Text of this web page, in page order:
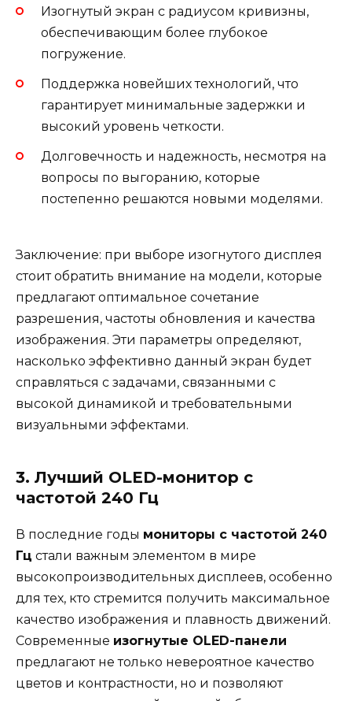
Изогнутый экран с радиусом кривизны,
обеспечивающим более глубокое
погружение.
Поддержка новейших технологий, что
гарантирует минимальные задержки и
высокий уровень четкости.
Долговечность и надежность, несмотря на
вопросы по выгоранию, которые
постепенно решаются новыми моделями.
Заключение: при выборе изогнутого дисплея
стоит обратить внимание на модели, которые
предлагают оптимальное сочетание
разрешения, частоты обновления и качества
изображения. Эти параметры определяют,
насколько эффективно данный экран будет
справляться с задачами, связанными с
высокой динамикой и требовательными
визуальными эффектами.
3. Лучший OLED-монитор с
частотой 240 Гц
В последние годы мониторы с частотой 240
Гц стали важным элементом в мире
высокопроизводительных дисплеев, особенно
для тех, кто стремится получить максимальное
качество изображения и плавность движений.
Современные изогнутые OLED-панели
предлагают не только невероятное качество
цветов и контрастности, но и позволяют